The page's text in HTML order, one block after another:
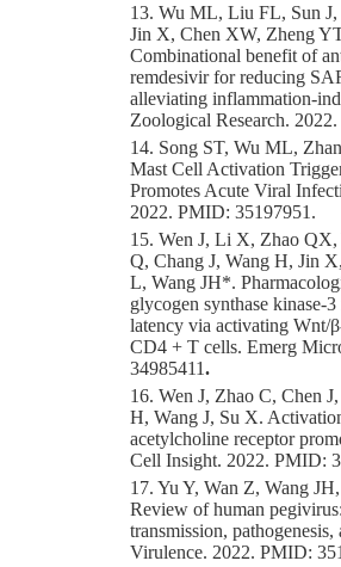
13. Wu ML, Liu FL, Sun
Jin X, Chen XW, Zheng
Combinational benefit of
remdesivir for reducing
alleviating inflammation-
Zoological Research.
14. Song ST, Wu ML,
Mast Cell Activation
Promotes Acute Viral
2022. PMID: 35197951.
15. Wen J, Li X, Zhao
Q, Chang J, Wang H, Jin
L, Wang JH*.
glycogen synthase kinase-
latency via activating Wnt/
CD4 + T cells. Emerg
34985411.
16. Wen J, Zhao C, Chen
H, Wang J, Su X.
acetylcholine receptor
Cell Insight. 2022. PMID:
17. Yu Y, Wan Z, Wang
Review of human
transmission,
Virulence. 2022. PMID: